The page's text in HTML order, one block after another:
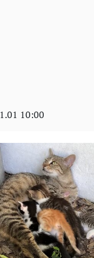
10:00